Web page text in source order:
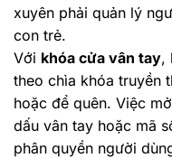
xuyên phải quản lý
con trẻ.
Với khóa cửa vân tay,
theo chìa khóa truyền
hoặc để quên. Việc
dấu vân tay hoặc mã
phân quyền người